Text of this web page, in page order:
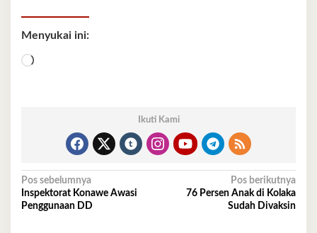
Menyukai ini:
Memuat...
Ikuti Kami
Navigasi
pos
Pos sebelumnya
Inspektorat Konawe Awasi
Penggunaan DD
Pos berikutnya
76 Persen Anak di Kolaka
Sudah Divaksin